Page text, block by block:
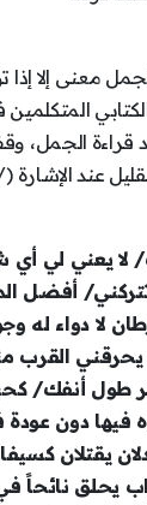
معنى إلا
قراءة الجمل،
عند الإشارة
لا يعني لي
أفضل
لا دواء له
القرب
طول أنفك/
فيها دون
يقتلان
يحلق نائحاً